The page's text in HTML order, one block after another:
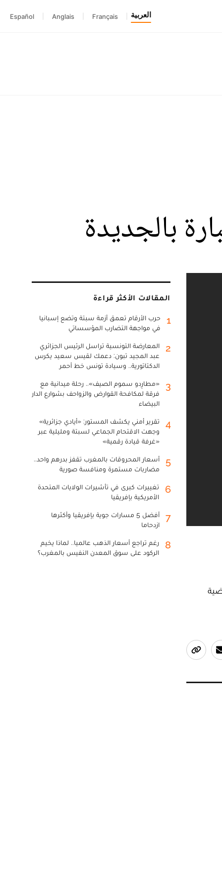
العربية Français
Anglais
Español
بالجديدة
المقالات الأكثر قراءة
1
حرب الأرقام تعمق أزمة سبتة وتضع إسبانيا
في مواجهة التضارب المؤسساتي
2
المعارضة التونسية تراسل الرئيس الجزائري
عبد المجيد تبون: دعمك لقيس سعيد يكرس
الدكتاتورية.. وسيادة تونس خط أحمر
3
«مطارِدو سموم الصيف».. رحلة ميدانية مع
فرقة لمكافحة القوارض والزواحف بشوارع الدار
البيضاء
4
تقرير أمني يكشف المستور: «أيادي جزائرية»
وجهت الاقتحام الجماعي لسبتة ومليلية عبر
«غرفة قيادة رقمية»
5
أسعار المحروقات بالمغرب تقفز بدرهم واحد..
مضاربات مستمرة ومنافسة صورية
6
تغييرات كبرى في تأشيرات الولايات المتحدة
الأمريكية بإفريقيا
7
أفضل 5 مسارات جوية بإفريقيا وأكثرها
ازدحاما
8
رغم تراجع أسعار الذهب عالميا.. لماذا يخيم
الركود على سوق المعدن النفيس بالمغرب؟